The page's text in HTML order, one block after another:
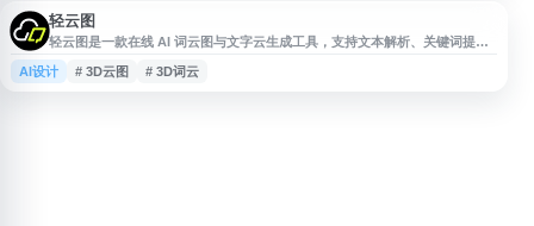
轻云图
轻云图是一款在线 AI 词云图与文字云生成工具，支持文本解析、关键词提
取、词频分析，以及图标云、图形云和 3D 云图创作。用户可将文本内容快速
转化为可视化词云，并导出 PNG、SVG、视频或 3D 格式，适用于品牌传
AI设计 # 3D云图 # 3D词云